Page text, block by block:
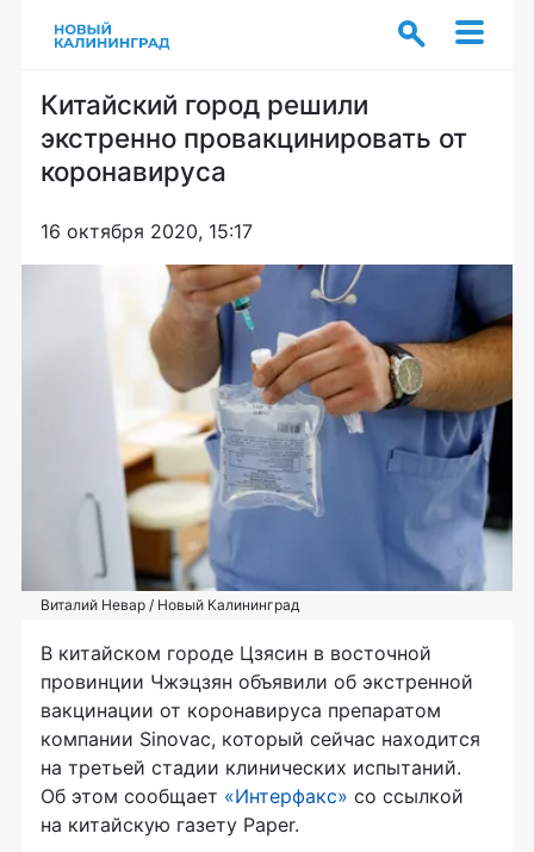
Китайский город решили
экстренно провакцинировать от
коронавируса
16 октября 2020, 15:17
Виталий Невар / Новый Калининград
В китайском городе Цзясин в восточной
провинции Чжэцзян объявили об экстренной
вакцинации от коронавируса препаратом
компании Sinovac, который сейчас находится
на третьей стадии клинических испытаний.
Об этом сообщает «Интерфакс» со ссылкой
на китайскую газету Paper.